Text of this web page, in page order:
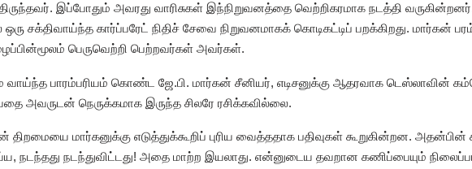
இப்போதும் அவரது வாரிசுகள் இந்நிறுவனத்தை வெற்றிகரமாக நடத்தி
சக்திவாய்ந்த கார்ப்பரேட் நிதிச் சேவை நிறுவனமாகக் கொடிகட்டிப் பறக்கிறது. மார்கன்
பெருவெற்றி பெற்றவர்கள் அவர்கள்.
வாய்ந்த பாரம்பரியம் கொண்ட ஜே.பி. மார்கன் சீனியர், எடிசனுக்கு ஆதரவாக டெஸ்லாவின்
அவருடன் நெருக்கமாக இருந்த சிலரே ரசிக்கவில்லை.
மார்கனுக்கு எடுத்துக்கூறிப் புரிய வைத்ததாக பதிவுகள் கூறுகின்றன. அதன்பின்
நடந்தது நடந்துவிட்டது! அதை மாற்ற இயலாது. என்னுடைய தவறான கணிப்பையும்